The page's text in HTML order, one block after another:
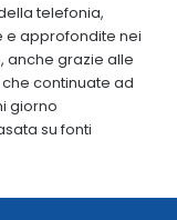
telefonia,
approfondite nei
anche grazie alle
continuate ad
giorno
su fonti